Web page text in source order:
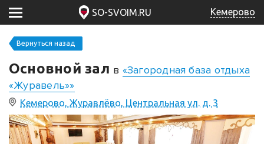
SO-SVOIM.RU Кемерово
Вернуться назад
Основной зал в «Загородная база отдыха
«Журавель»»
Кемерово, Журавлёво, Центральная ул. д. 3